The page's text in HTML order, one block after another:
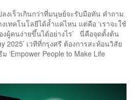
งเร็วเกินกว่าที่มนุษย์จะรับมือทัน คำถาม
เทคโนโลยีได้ล้ำแค่ไหน แต่คือ ‘เราจะใช้
ผู้คนง่ายขึ้นได้อย่างไร’ นี่คือจุดตั้งต้น
2025’ เวทีที่กรุงศรี ต้องการสะท้อนวิสัย
People to Make Life